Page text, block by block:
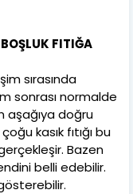
FITIĞA
sırasında
sonrası normalde
aşağıya doğru
kasık fıtığı bu
Bazen
belli edebilir.